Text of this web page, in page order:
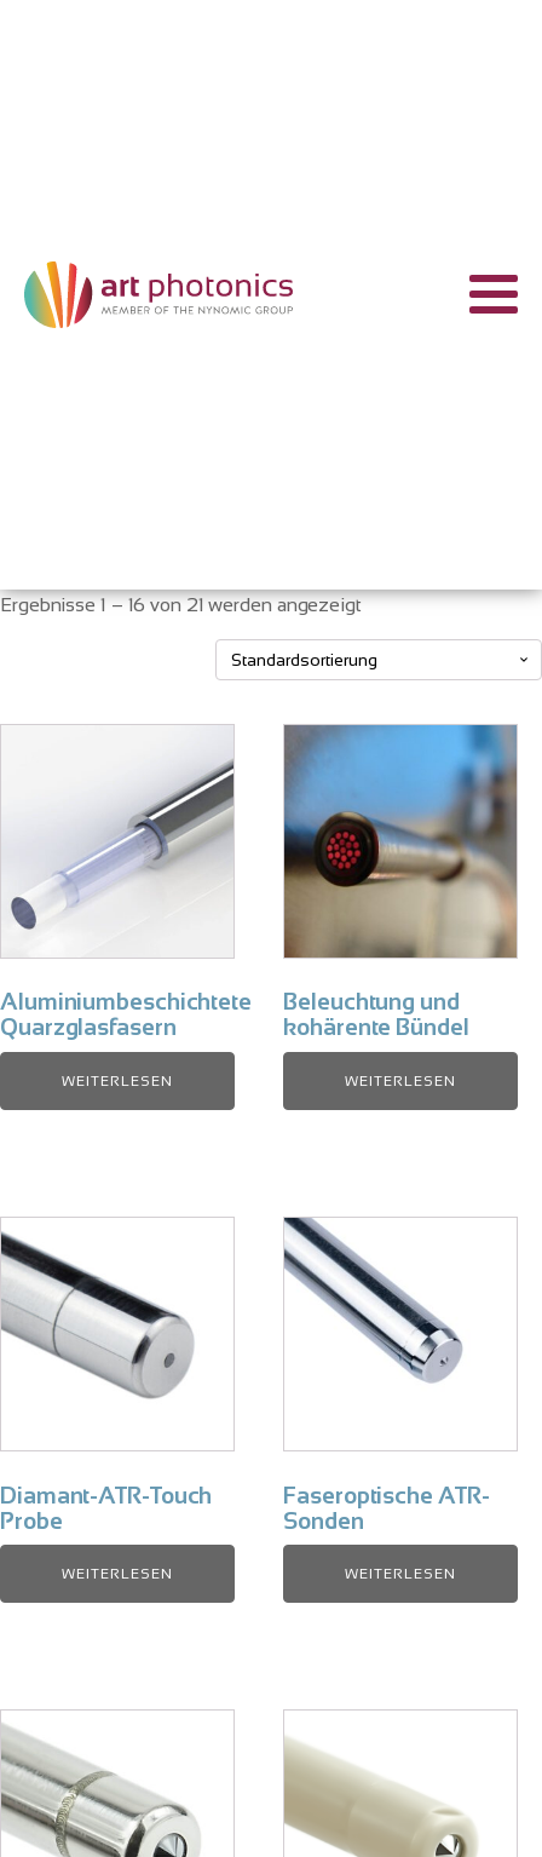
Ergebnisse 1 – 16 von 21 werden angezeigt
Aluminiumbeschichtete
Quarzglasfasern
WEITERLESEN
Beleuchtung und
kohärente Bündel
WEITERLESEN
Diamant-ATR-Touch
Probe
WEITERLESEN
Faseroptische ATR-
Sonden
WEITERLESEN